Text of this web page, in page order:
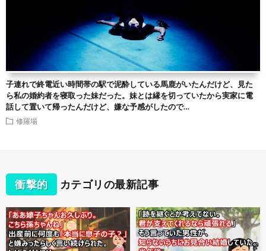
子連れで終電近い時間帯の駅で泥酔している馬鹿がいたんだけど、見た
ら私の婚約者を寝取った妹だった。妹とは縁を切っていたから実家に電
話して置いて帰ったんだけど、嫌な予感がしたので…
修羅場
衝撃的 カテゴリの最新記事